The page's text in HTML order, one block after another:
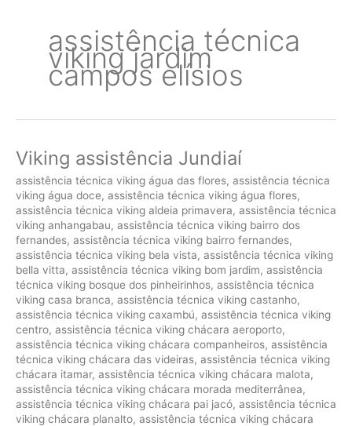
assistência técnica
viking jardim
campos elísios
Viking assistência Jundiaí
assistência técnica viking água das flores, assistência técnica
viking água doce, assistência técnica viking água flores,
assistência técnica viking aldeia primavera, assistência técnica
viking anhangabau, assistência técnica viking bairro dos
fernandes, assistência técnica viking bairro fernandes,
assistência técnica viking bela vista, assistência técnica viking
bella vitta, assistência técnica viking bom jardim, assistência
técnica viking bosque dos pinheirinhos, assistência técnica
viking casa branca, assistência técnica viking castanho,
assistência técnica viking caxambú, assistência técnica viking
centro, assistência técnica viking chácara aeroporto,
assistência técnica viking chácara companheiros, assistência
técnica viking chácara das videiras, assistência técnica viking
chácara itamar, assistência técnica viking chácara malota,
assistência técnica viking chácara morada mediterrânea,
assistência técnica viking chácara pai jacó, assistência técnica
viking chácara planalto, assistência técnica viking chácara